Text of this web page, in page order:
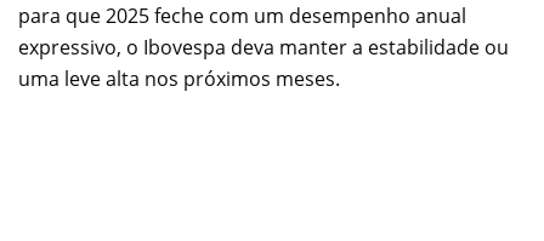
para que 2025 feche com um desempenho anual
expressivo, o Ibovespa deva manter a estabilidade ou
uma leve alta nos próximos meses.